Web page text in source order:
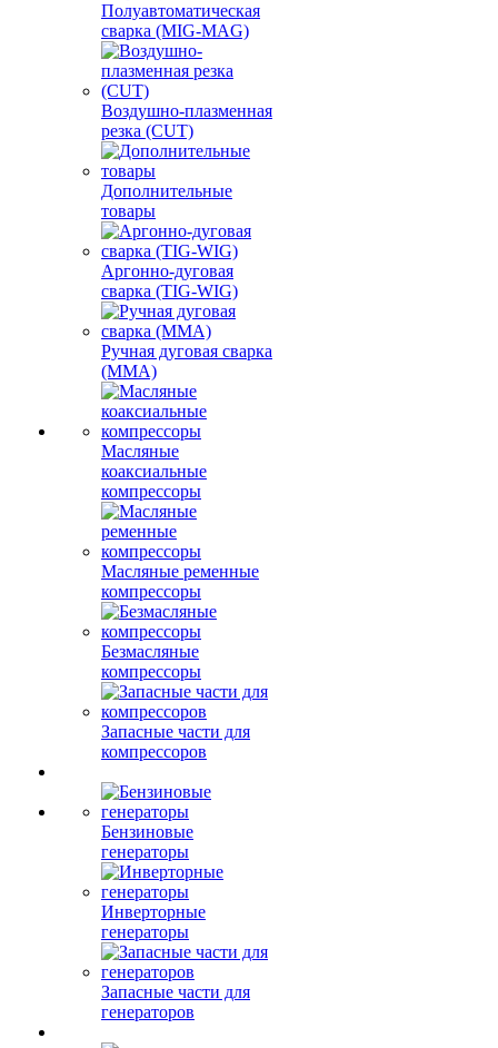
Полуавтоматическая
сварка (MIG-MAG)
Воздушно-плазменная
резка (CUT)
Дополнительные
товары
Аргонно-дуговая
сварка (TIG-WIG)
Ручная дуговая сварка
(MMA)
Масляные
коаксиальные
компрессоры
Масляные ременные
компрессоры
Безмасляные
компрессоры
Запасные части для
компрессоров
Бензиновые
генераторы
Инверторные
генераторы
Запасные части для
генераторов